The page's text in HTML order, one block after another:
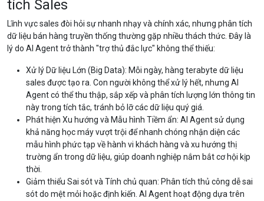
tích Sales
Lĩnh vực sales đòi hỏi sự nhanh nhạy và chính xác, nhưng phân tích
dữ liệu bán hàng truyền thống thường gặp nhiều thách thức. Đây là
lý do AI Agent trở thành "trợ thủ đắc lực" không thể thiếu:
Xử lý Dữ liệu Lớn (Big Data): Mỗi ngày, hàng terabyte dữ liệu
sales được tạo ra. Con người không thể xử lý hết, nhưng AI
Agent có thể thu thập, sắp xếp và phân tích lượng lớn thông tin
này trong tích tắc, tránh bỏ lỡ các dữ liệu quý giá.
Phát hiện Xu hướng và Mẫu hình Tiềm ẩn: AI Agent sử dụng
khả năng học máy vượt trội để nhanh chóng nhận diện các
mẫu hình phức tạp về hành vi khách hàng và xu hướng thị
trường ẩn trong dữ liệu, giúp doanh nghiệp nắm bắt cơ hội kịp
thời.
Giảm thiểu Sai sót và Tính chủ quan: Phân tích thủ công dễ sai
sót do mệt mỏi hoặc định kiến. AI Agent hoạt động dựa trên